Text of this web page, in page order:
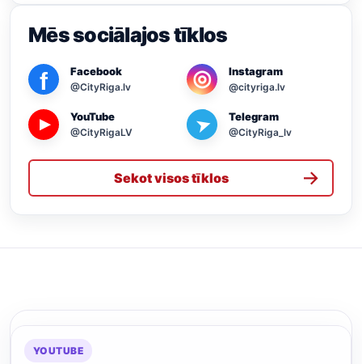
Mēs sociālajos tīklos
f Facebook
@CityRiga.lv ◎ Instagram
@cityriga.lv
▶
YouTube
@CityRigaLV ➤ Telegram
@CityRiga_lv
Sekot visos tīklos →
YOUTUBE